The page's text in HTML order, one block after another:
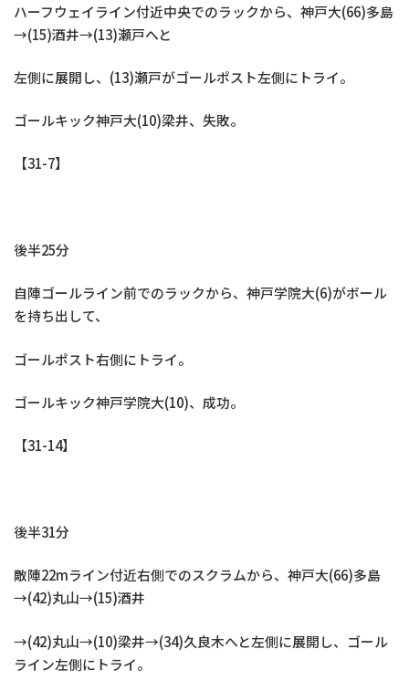
ハーフウェイライン付近中央でのラックから、神戸大(66)多島
→(15)酒井→(13)瀬戸へと
左側に展開し、(13)瀬戸がゴールポスト左側にトライ。
ゴールキック神戸大(10)梁井、失敗。
【31-7】
後半25分
自陣ゴールライン前でのラックから、神戸学院大(6)がボール
を持ち出して、
ゴールポスト右側にトライ。
ゴールキック神戸学院大(10)、成功。
【31-14】
後半31分
敵陣22mライン付近右側でのスクラムから、神戸大(66)多島
→(42)丸山→(15)酒井
→(42)丸山→(10)梁井→(34)久良木へと左側に展開し、ゴール
ライン左側にトライ。